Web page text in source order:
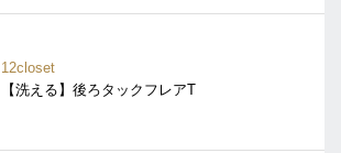
12closet
【洗える】後ろタックフレアT